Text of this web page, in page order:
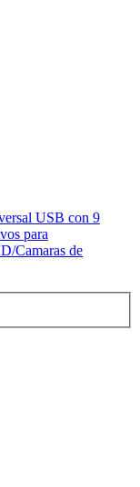
USB con 9
para
Camaras de